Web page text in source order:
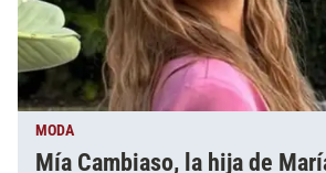
MODA
Mía Cambiaso, la hija de